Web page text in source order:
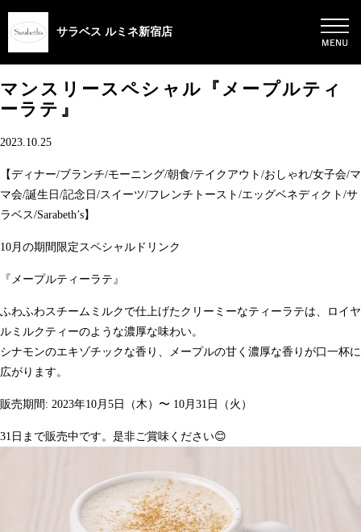
サラベス ルミネ新宿店
マンスリースペシャル『メープルティ
ーラテ』
2023.10.25
【ディナー/ブランチ/モーニング/朝食/テイクアウト/おしゃれ/女子会/マ
マ会/誕生日/記念日/スイーツ/フレンチトースト/エッグベネディクト/サ
ラベス/Sarabeth’s】
10月の期間限定スペシャルドリンク
『メープルティーラテ』
ふわふわスチームミルクで仕上げたクリーミーなティーラテは、ロイヤ
ルミルクティーのような濃厚な味わい。
シナモンのエキゾチックな香り、メープルの甘く濃厚な香りが口一杯に
広がります。
販売期間: 2023年10月5日（木）〜 10月31日（火）
31日まで販売中です。是非ご賞味ください😊